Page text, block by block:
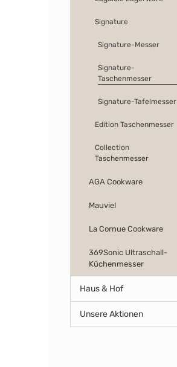
Signature
Signature-Messer
Signature-
Taschenmesser
Signature-Tafelmesser
Edition Taschenmesser
Collection
Taschenmesser
AGA Cookware
Mauviel
La Cornue Cookware
369Sonic Ultraschall-
Küchenmesser
Haus & Hof
Unsere Aktionen